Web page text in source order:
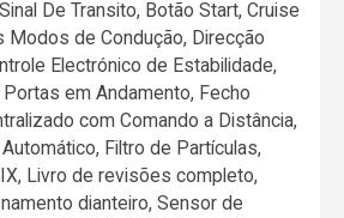
De Transito, Botão Start, Cruise
Modos de Condução, Direcção
Electrónico de Estabilidade,
em Andamento, Fecho
com Comando a Distância,
Filtro de Partículas,
Livro de revisões completo,
dianteiro, Sensor de